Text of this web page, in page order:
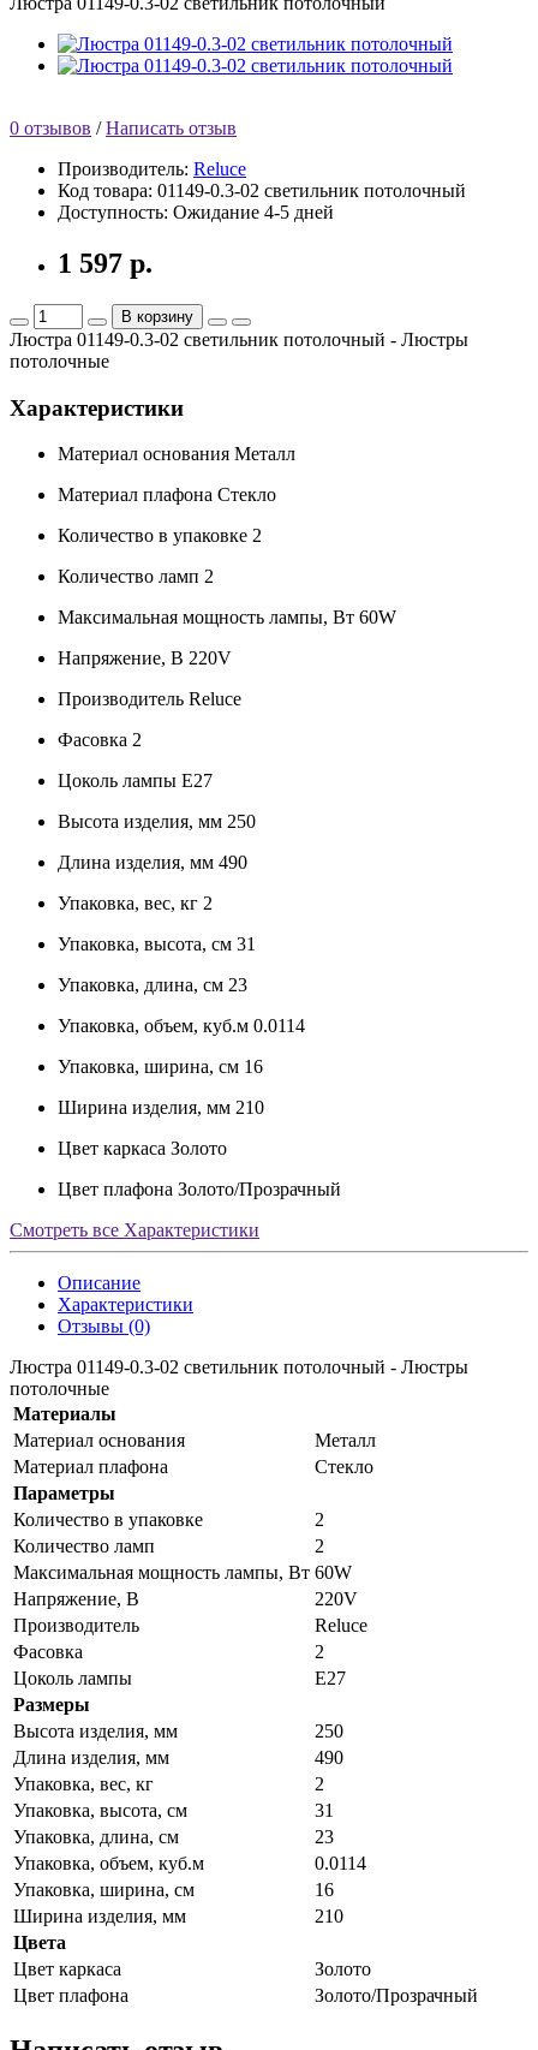
0 отзывов /Написать отзыв
Производитель: Reluce
Код товара: 01149-0.3-02 светильник потолочный
Доступность: Ожидание 4-5 дней
1 597 р.
В корзину
Люстра 01149-0.3-02 светильник потолочный - Люстры
потолочные
Характеристики
Материал основания Металл
Материал плафона Стекло
Количество в упаковке 2
Количество ламп 2
Максимальная мощность лампы, Вт 60W
Напряжение, В 220V
Производитель Reluce
Фасовка 2
Цоколь лампы E27
Высота изделия, мм 250
Длина изделия, мм 490
Упаковка, вес, кг 2
Упаковка, высота, см 31
Упаковка, длина, см 23
Упаковка, объем, куб.м 0.0114
Упаковка, ширина, см 16
Ширина изделия, мм 210
Цвет каркаса Золото
Цвет плафона Золото/Прозрачный
Смотреть все Характеристики
Описание
Характеристики
Отзывы (0)
Люстра 01149-0.3-02 светильник потолочный - Люстры
потолочные
Материалы
Материал основания
Металл
Материал плафона
Стекло
Параметры
Количество в упаковке
2
Количество ламп
2
Максимальная мощность лампы, Вт 60W
Напряжение, В
220V
Производитель
Reluce
Фасовка
2
Цоколь лампы
E27
Размеры
Высота изделия, мм
250
Длина изделия, мм
490
Упаковка, вес, кг
2
Упаковка, высота, см
31
Упаковка, длина, см
23
Упаковка, объем, куб.м
0.0114
Упаковка, ширина, см
16
Ширина изделия, мм
210
Цвета
Цвет каркаса
Золото
Цвет плафона
Золото/Прозрачный